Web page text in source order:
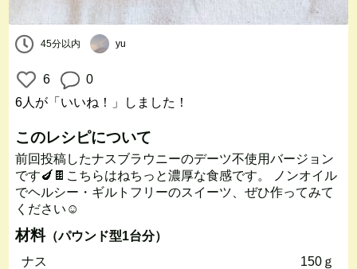
45分以内 yu
6
0
6人 が「いいね！」しました！
このレシピについて
前回投稿したナスブラウニーのデーツ不使用バージョン
です🍆🍫こちらはねちっと濃厚な食感です。 ノンオイル
でヘルシー・ギルトフリーのスイーツ、ぜひ作ってみて
ください☺️
材料（パウンド型1台分）
ナス
150ｇ